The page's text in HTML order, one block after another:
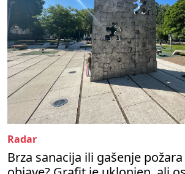
Radar
Brza sanacija ili gašenje